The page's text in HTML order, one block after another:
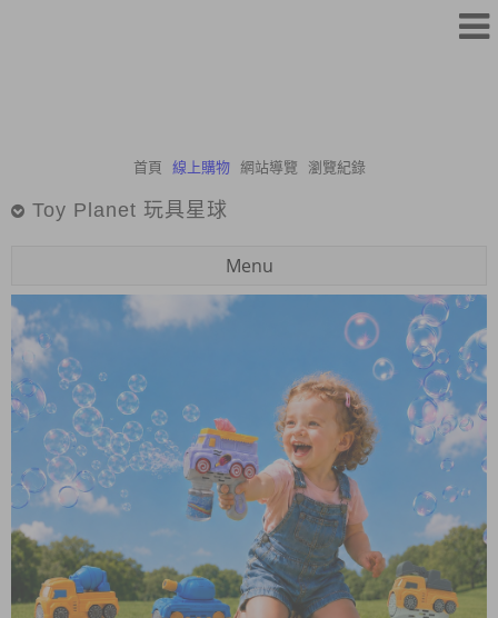
首頁 線上購物 網站導覽 瀏覽紀錄
Toy Planet 玩具星球
Menu